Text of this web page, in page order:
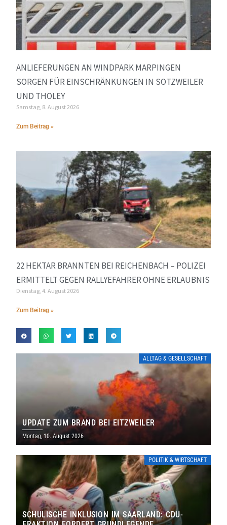
ANLIEFERUNGEN AN WINDPARK MARPINGEN
SORGEN FÜR EINSCHRÄNKUNGEN IN SOTZWEILER
UND THOLEY
Samstag, 8. August 2026
Zum Beitrag »
22 HEKTAR BRANNTEN BEI REICHENBACH – POLIZEI
ERMITTELT GEGEN RALLYEFAHRER OHNE ERLAUBNIS
Dienstag, 4. August 2026
Zum Beitrag »
ALLTAG & GESELLSCHAFT
UPDATE ZUM BRAND BEI EITZWEILER
Montag, 10. August 2026
POLITIK & WIRTSCHAFT
SCHULISCHE INKLUSION IM SAARLAND: CDU-